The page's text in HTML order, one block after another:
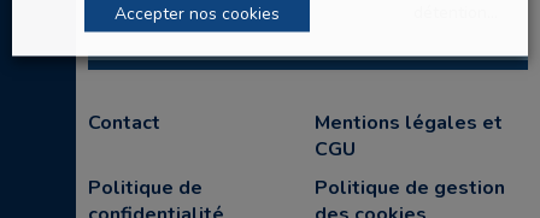
Contact
Mentions légales et
CGU
Politique de
Politique de gestion
Accepter nos cookies